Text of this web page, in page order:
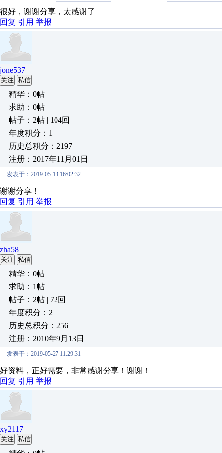
很好，谢谢分享，太感谢了
回复 引用 举报
jone537
关注 私信
精华：0帖
求助：0帖
帖子：2帖 | 104回
年度积分：1
历史总积分：2197
注册：2017年11月01日
发表于：2019-05-13 16:02:32
谢谢分享！
回复 引用 举报
zha58
关注 私信
精华：0帖
求助：1帖
帖子：2帖 | 72回
年度积分：2
历史总积分：256
注册：2010年9月13日
发表于：2019-05-27 11:29:31
好资料，正好需要，非常感谢分享！谢谢！
回复 引用 举报
xy2117
关注 私信